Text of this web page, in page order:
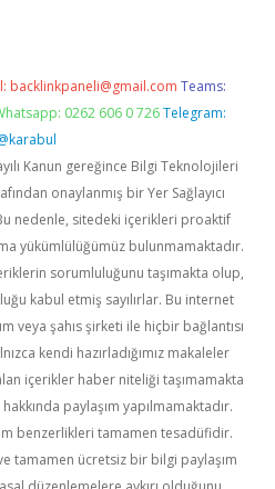
backlinkpaneli@gmail.com Teams:
0262 606 0 726 Telegram:
Kanun gereğince Bilgi Teknolojileri
onaylanmış bir Yer Sağlayıcı
nedenle, sitedeki içerikleri proaktif
yükümlülüğümüz bulunmamaktadır.
sorumluluğunu taşımakta olup,
kabul etmiş sayılırlar. Bu internet
veya şahıs şirketi ile hiçbir bağlantısı
kendi hazırladığımız makaleler
içerikler haber niteliği taşımamakta
paylaşım yapılmamaktadır.
benzerlikleri tamamen tesadüfidir.
tamamen ücretsiz bir bilgi paylaşım